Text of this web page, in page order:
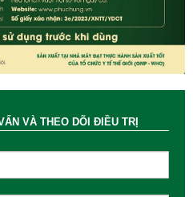
VÀ THEO DÕI ĐIỀU TRỊ